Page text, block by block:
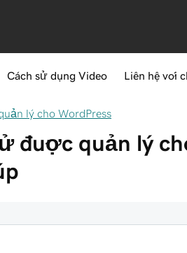
Cách sử dụng Video Liên hệ với
lý cho WordPress
được quản lý